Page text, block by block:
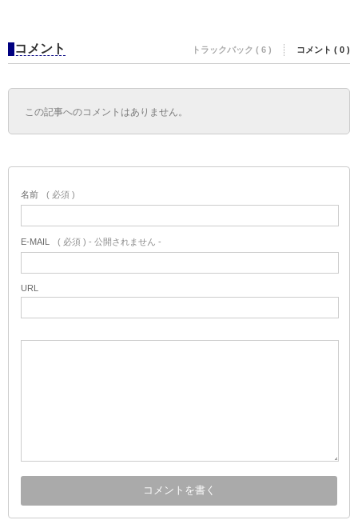
コメント トラックバック ( 6 ) コメント ( 0 )
この記事へのコメントはありません。
名前 ( 必須 )
E-MAIL ( 必須 ) - 公開されません -
URL